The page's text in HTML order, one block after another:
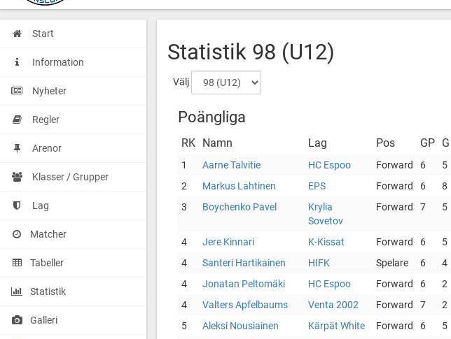
Start
Information
Nyheter
Regler
Arenor
Klasser / Grupper
Lag
Matcher
Tabeller
Statistik
Galleri
Statistik 98 (U12)
Välj
Poängliga
RK Namn Lag Pos GP G
1 Aarne Talvitie HC Espoo Forward 6 5
2
Markus Lahtinen EPS Forward 6 8
3
Boychenko Pavel
Krylia
Sovetov
Forward 7 5
4 Jere Kinnari K-Kissat Forward 6 5
4
Santeri Hartikainen HIFK Spelare 6 4
4
Jonatan Peltomäki HC Espoo Forward 6 2
4
Valters Apfelbaums Venta 2002 Forward 7 2
5
Aleksi Nousiainen Kärpät White Forward 6 5